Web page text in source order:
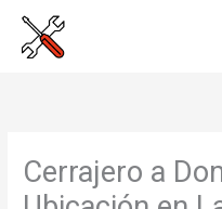
Cerrajero a